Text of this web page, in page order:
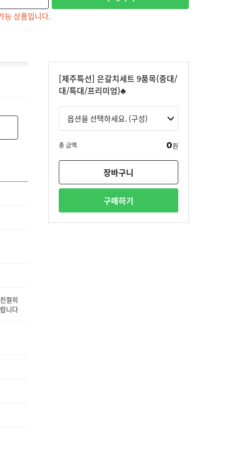
능 상품입니다.
절히
니다
[제주특선] 은갈치세트 9품목(중대/
대/특대/프리미엄)♣
총 금액 0원
장바구니
구매하기